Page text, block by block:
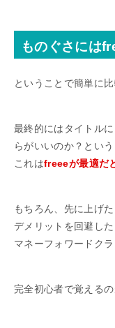
ものぐさには
ということで簡単に
最終的にはタイトル
らがいいのか？とい
これはfreeeが最適だ
もちろん、先に上げ
デメリットを回避し
マネーフォワードク
完全初心者で覚える